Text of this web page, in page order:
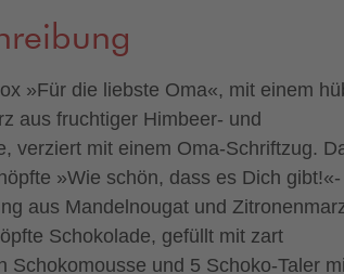
»Für die liebste Oma«, mit einem
aus fruchtiger Himbeer- und
verziert mit einem Oma-Schriftzug.
»Wie schön, dass es Dich gibt!«-
aus Mandelnougat und
Schokolade, gefüllt mit zart
Schokomousse und 5 Schoko-Taler